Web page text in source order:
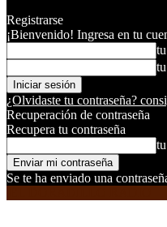
Registrarse
¡Bienvenido! Ingresa en tu
¿Olvidaste tu contraseña?
Recuperación de contraseña
Recupera tu contraseña
Se te ha enviado una